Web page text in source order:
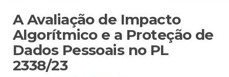
A Avaliação de Impacto
Algorítmico e a Proteção de
Dados Pessoais no PL
2338/23